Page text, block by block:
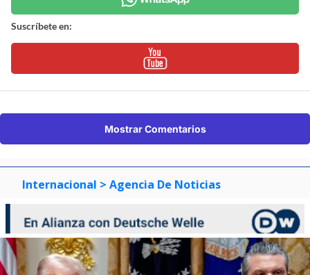
Suscríbete en:
Mostrar Comentarios
Internacional > Agencia De Noticias